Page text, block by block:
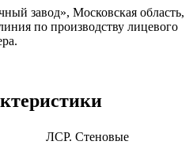
завод», Московская область,
по производству лицевого
ЛСР. Стеновые